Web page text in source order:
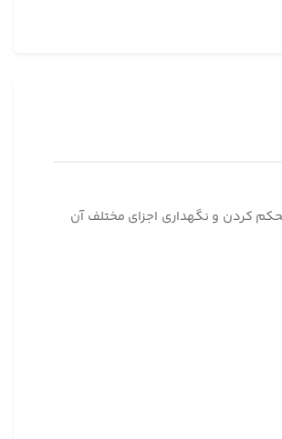
جکوزی یا برای محکم کردن و نگهداری اجزای مختلف آن